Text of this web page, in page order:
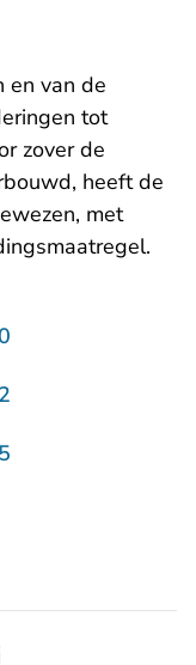
en van de
tot
zover de
heeft de
met
via X -
nieuwsbericht via
dit nieuwsbericht
Deel dit